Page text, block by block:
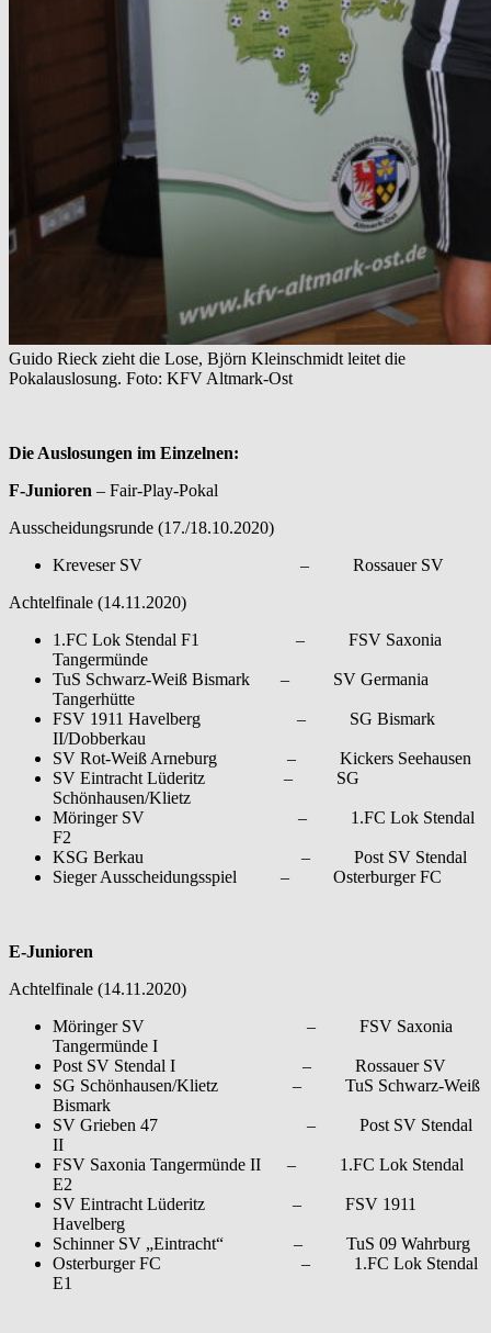
Guido Rieck zieht die Lose, Björn Kleinschmidt leitet die
Pokalauslosung. Foto: KFV Altmark-Ost
Die Auslosungen im Einzelnen:
F-Junioren – Fair-Play-Pokal
Ausscheidungsrunde (17./18.10.2020)
Kreveser SV – Rossauer SV
Achtelfinale (14.11.2020)
1.FC Lok Stendal F1 – FSV Saxonia
Tangermünde
TuS Schwarz-Weiß Bismark – SV Germania
Tangerhütte
FSV 1911 Havelberg – SG Bismark
II/Dobberkau
SV Rot-Weiß Arneburg – Kickers Seehausen
SV Eintracht Lüderitz – SG
Schönhausen/Klietz
Möringer SV – 1.FC Lok Stendal
F2
KSG Berkau – Post SV Stendal
Sieger Ausscheidungsspiel – Osterburger FC
E-Junioren
Achtelfinale (14.11.2020)
Möringer SV – FSV Saxonia
Tangermünde I
Post SV Stendal I – Rossauer SV
SG Schönhausen/Klietz – TuS Schwarz-Weiß
Bismark
SV Grieben 47 – Post SV Stendal
II
FSV Saxonia Tangermünde II – 1.FC Lok Stendal
E2
SV Eintracht Lüderitz – FSV 1911
Havelberg
Schinner SV „Eintracht“ – TuS 09 Wahrburg
Osterburger FC – 1.FC Lok Stendal
E1